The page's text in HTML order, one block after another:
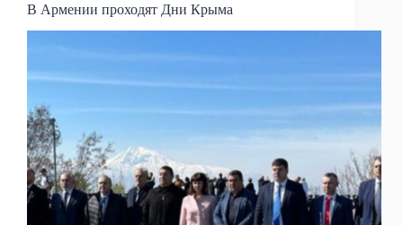
В Армении проходят Дни Крыма